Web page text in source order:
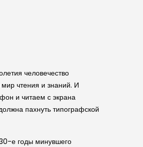
человечество
чтения и знаний. И
и читаем с экрана
пахнуть типографской
30-е годы минувшего